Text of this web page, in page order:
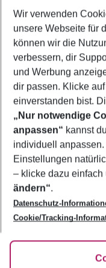
2 Erwachsene
Footer
Footer navigation
Über uns
AGB
Bestpreisgarantie
Cookie-Einstellungen
Cookie-Richtlinie
Agenturbetreuung
Barrierefreies Reisen
FAQ
HanseMerkur
Folge uns
Wir verwenden
unsere Webseite für
können wir die
verbessern, dir
und Werbung
dir passen. Klicke auf
einverstanden bist.
„Nur notwendige
anpassen“ kannst
individuell
Einstellungen
– klicke dazu einfach
ändern“.
Datenschutz-
Cookie/Tracking-